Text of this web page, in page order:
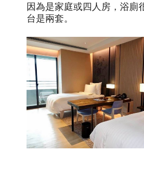
因為是家庭或四人房，浴廁
台是兩套。